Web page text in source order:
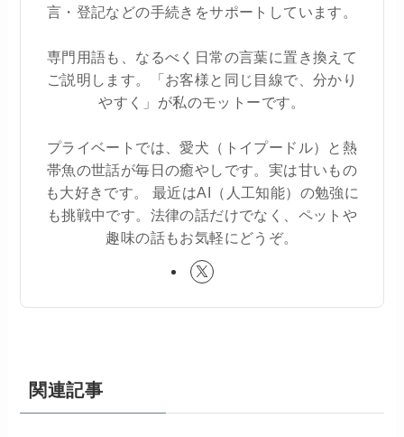
言・登記などの手続きをサポートしています。
専門用語も、なるべく日常の言葉に置き換えて
ご説明します。「お客様と同じ目線で、分かり
やすく」が私のモットーです。
プライベートでは、愛犬（トイプードル）と熱
帯魚の世話が毎日の癒やしです。実は甘いもの
も大好きです。 最近はAI（人工知能）の勉強に
も挑戦中です。法律の話だけでなく、ペットや
趣味の話もお気軽にどうぞ。
関連記事